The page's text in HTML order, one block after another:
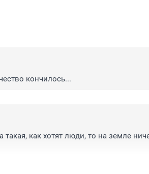
кончилось...
такая, как хотят люди, то на земле